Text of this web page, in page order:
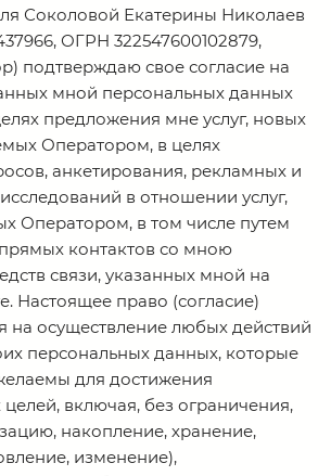
Соколовой Екатерины Николаев
ОГРН 322547600102879,
подтверждаю свое согласие на
мной персональных данных
предложения мне услуг, новых
Оператором, в целях
анкетирования, рекламных и
в отношении услуг,
Оператором, в том числе путем
контактов со мною
связи, указанных мной на
Настоящее право (согласие)
на осуществление любых действий
персональных данных, которые
для достижения
включая, без ограничения,
накопление, хранение,
изменение),